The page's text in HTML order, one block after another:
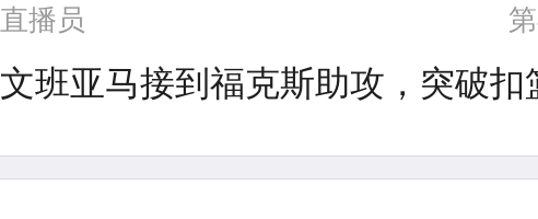
直播员
文班亚马接到福克斯助攻，突破扣